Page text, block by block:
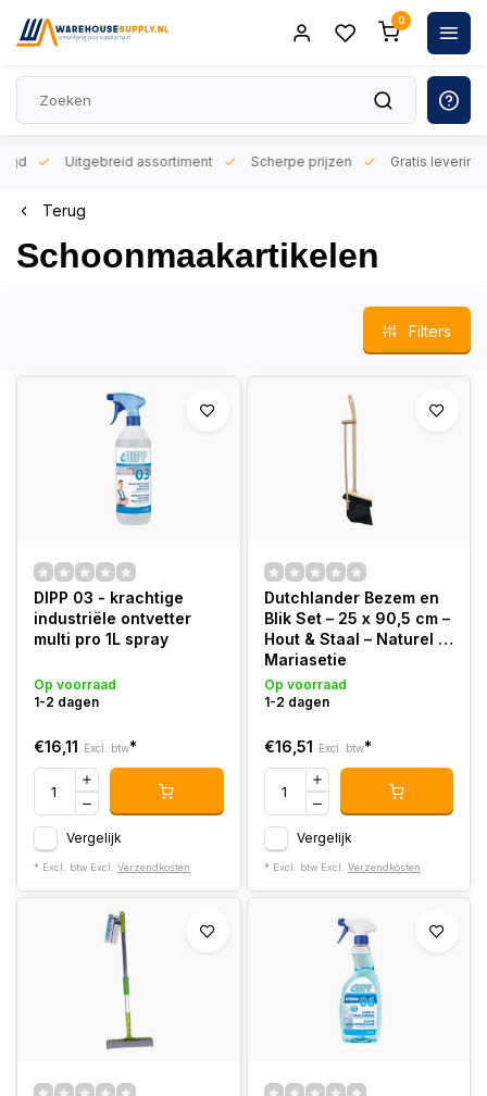
0
Uitgebreid assortiment Scherpe prijzen Gratis levering
Terug
Schoonmaakartikelen
Filters
DIPP 03 - krachtige
industriële ontvetter
multi pro 1L spray
Op voorraad
1-2 dagen
€16,11 Excl. btw*
Vergelijk
* Excl. btw Excl. Verzendkosten
Dutchlander Bezem en
Blik Set – 25 x 90,5 cm –
Hout & Staal – Naturel –
Mariasetje
Op voorraad
1-2 dagen
€16,51 Excl. btw*
Vergelijk
* Excl. btw Excl. Verzendkosten